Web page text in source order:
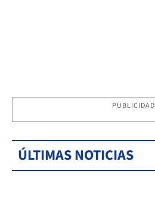
PUBLICIDAD
ÚLTIMAS NOTICIAS